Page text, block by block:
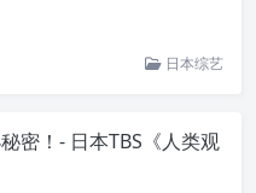
日本综艺
密！- 日本TBS《人类观